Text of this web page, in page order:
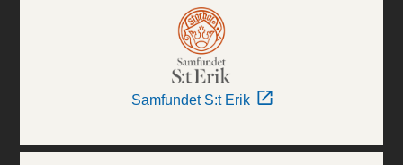
Samfundet S:t Erik